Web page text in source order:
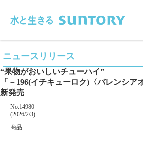
ニュースリリース
“果物がおいしいチューハイ”
「－196(イチキューロク)〈バレンシア
新発売
掲載番号
No.14980
掲載日
(2026/2/3)
カテゴリー
商品